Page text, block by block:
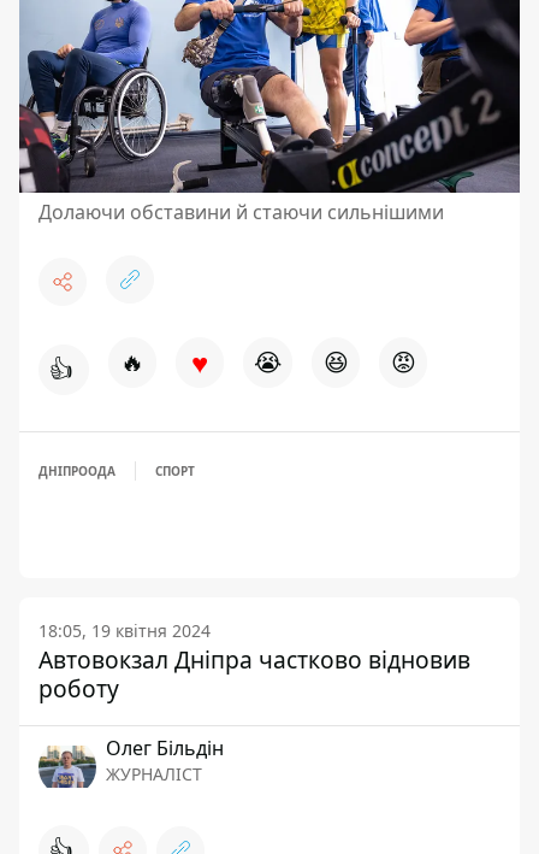
Долаючи обставини й стаючи сильнішими
👍 🔥 ♥ 😭 😆 😡
ДНІПРООДА СПОРТ
18:05, 19 квітня 2024
Автовокзал Дніпра частково відновив
роботу
Олег Більдін
ЖУРНАЛІСТ